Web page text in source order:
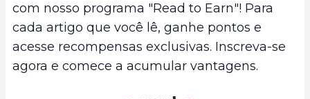
com nosso programa "Read to Earn"! Para
cada artigo que você lê, ganhe pontos e
acesse recompensas exclusivas. Inscreva-se
agora e comece a acumular vantagens.